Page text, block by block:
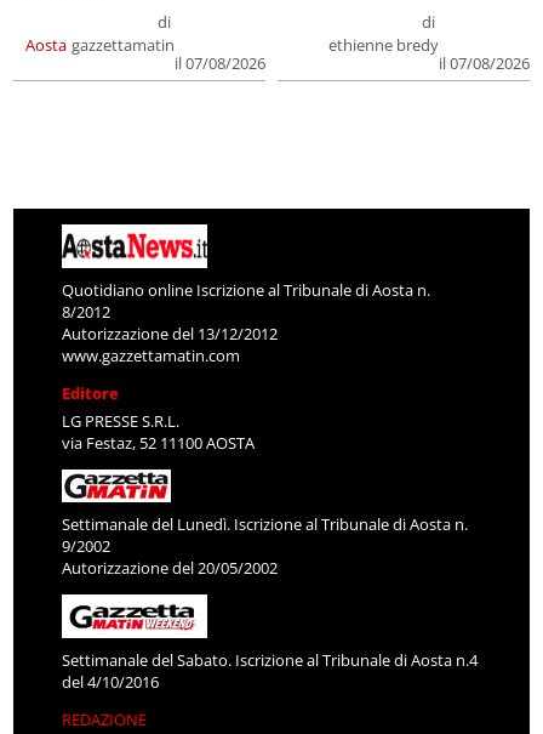
Aosta
di
gazzettamatin
il 07/08/2026
di
ethienne bredy
il 07/08/2026
Quotidiano online Iscrizione al Tribunale di Aosta n.
8/2012
Autorizzazione del 13/12/2012
www.gazzettamatin.com
Editore
LG PRESSE S.R.L.
via Festaz, 52 11100 AOSTA
Settimanale del Lunedì. Iscrizione al Tribunale di Aosta n.
9/2002
Autorizzazione del 20/05/2002
Settimanale del Sabato. Iscrizione al Tribunale di Aosta n.4
del 4/10/2016
REDAZIONE